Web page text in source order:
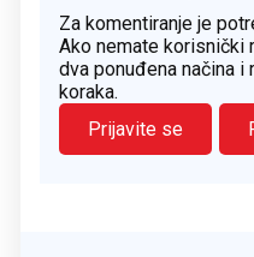
Za komentiranje je
Ako nemate korisnički
dva ponuđena načina
koraka.
Prijavite se